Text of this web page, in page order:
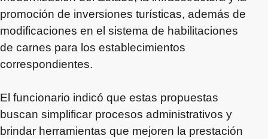
promoción de inversiones turísticas, además de
modificaciones en el sistema de habilitaciones
de carnes para los establecimientos
correspondientes.
El funcionario indicó que estas propuestas
buscan simplificar procesos administrativos y
brindar herramientas que mejoren la prestación